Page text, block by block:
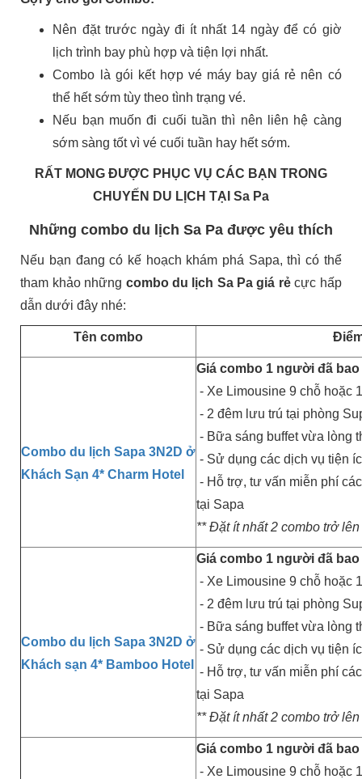
Nên đặt trước ngày đi ít nhất 14 ngày để có giờ
lịch trình bay phù hợp và tiện lợi nhất.
Combo là gói kết hợp vé máy bay giá rẻ nên có
thể hết sớm tùy theo tình trạng vé.
Nếu bạn muốn đi cuối tuần thì nên liên hệ càng
sớm sàng tốt vì vé cuối tuần hay hết sớm.
RẤT MONG ĐƯỢC PHỤC VỤ CÁC BẠN TRONG
CHUYẾN DU LỊCH TẠI Sa Pa
Những combo du lịch Sa Pa được yêu thích
Nếu bạn đang có kế hoạch khám phá Sapa, thì có thể
tham khảo những combo du lịch Sa Pa giá rẻcực hấp
dẫn dưới đây nhé:
Tên combo
Combo du lịch Sapa 3N2D ở
Khách Sạn 4* Charm Hotel
Giá combo 1 người đã
- Xe Limousine 9 chỗ hoặc
- 2 đêm lưu trú tại phòng
- Bữa sáng buffet vừa lòng
- Sử dụng các dịch vụ tiện
- Hỗ trợ, tư vấn miễn phí
tại Sapa
** Đặt ít nhất 2 combo trở lên
Combo du lịch Sapa 3N2D ở
Khách sạn 4* Bamboo Hotel
Giá combo 1 người đã
- Xe Limousine 9 chỗ hoặc
- 2 đêm lưu trú tại phòng
- Bữa sáng buffet vừa lòng
- Sử dụng các dịch vụ tiện
- Hỗ trợ, tư vấn miễn phí
tại Sapa
** Đặt ít nhất 2 combo trở lên
Giá combo 1 người đã
- Xe Limousine 9 chỗ hoặc